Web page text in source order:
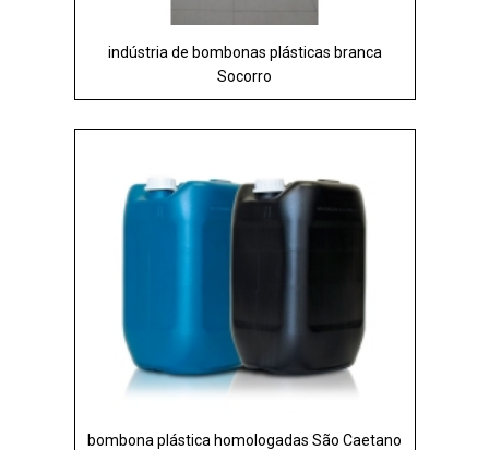
indústria de bombonas plásticas branca
Socorro
bombona plástica homologadas São Caetano